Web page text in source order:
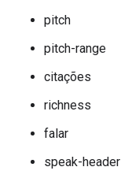
pitch
pitch-range
citações
richness
falar
speak-header